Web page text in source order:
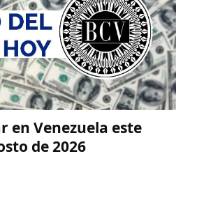
en Venezuela este
de 2026